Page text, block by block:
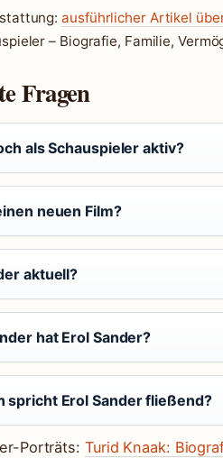
ausführlicher Artikel
– Biografie, Familie,
Fragen
als Schauspieler aktiv?
neuen Film?
aktuell?
hat Erol Sander?
spricht Erol Sander fließend?
Porträts: Turid Knaak: